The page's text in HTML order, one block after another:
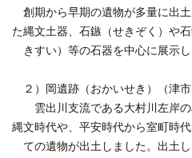
創期から早期の遺物が多量に出
た縄文土器、石鏃（せきぞく）や
きすい）等の石器を中心に展示し
２）岡遺跡（おかいせき）（津市
雲出川支流である大村川左岸の
縄文時代や、平安時代から室町時
ての遺物が出土しました。出土